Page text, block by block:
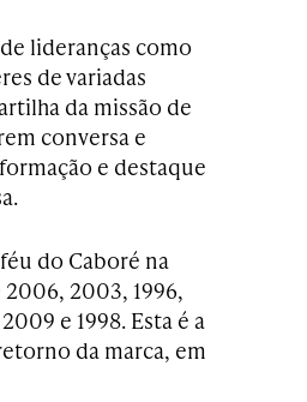
lideranças como
de variadas
da missão de
conversa e
e destaque
do Caboré na
2003, 1996,
e 1998. Esta é a
da marca, em